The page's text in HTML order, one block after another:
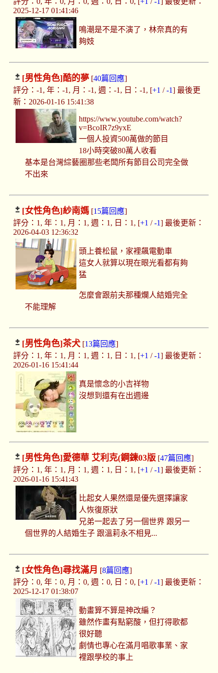
2025-12-17 01:41:46
鳴潮是不是不演了，林奈真的有
夠妓
[男性角色]酷的夢[40篇回應]
評分：-1, 年：-1, 月：-1, 週：-1, 日：-1, [+1 /-1] 最後更
新：2026-01-16 15:41:38
https://www.youtube.com/watch?
v=BcoIR7z9yxE
一個人投資500萬做的節目
18小時突破80萬人收看
基本是台灣綜藝圈那些老闆所有節目公司完全做
不出來
[女性角色]紗南媽[15篇回應]
評分：1, 年：1, 月：1, 週：1, 日：1, [+1 /-1] 最後更新：
2026-04-03 12:36:32
頭上養松鼠，家裡飆電動車
這女人就算以現在眼光看都有夠
猛
怎麼會跟前夫那種爛人結婚完全
不能理解
[男性角色]茶犬[13篇回應]
評分：1, 年：1, 月：1, 週：1, 日：1, [+1 /-1] 最後更新：
2026-01-16 15:41:44
真是懷念的小吉祥物
沒想到還有在出週邊
[男性角色]愛德華 艾利克(鋼鍊03版[47篇回應]
評分：1, 年：1, 月：1, 週：1, 日：1, [+1 /-1] 最後更新：
2026-01-16 15:41:43
比起女人果然還是優先選擇讓家
人恢復原狀
兄弟一起去了另一個世界 跟另一
個世界的人結婚生子 跟溫莉永不相見...
[女性角色]尋找滿月 [8篇回應]
評分：0, 年：0, 月：0, 週：0, 日：0, [+1 /-1] 最後更新：
2025-12-17 01:38:07
動畫算不算是神改編？
雖然作畫有點窮酸，但打得歌都
很好聽
劇情也專心在滿月唱歌事業、家
裡跟學校的事上